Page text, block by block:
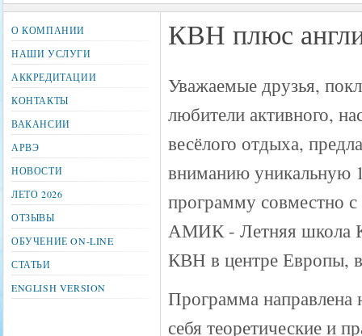
КВН плюс
Уважаемые друзья,
любители активного,
весёлого отдыха,
вниманию уникальную
программу совместно с
АМИК - Летняя школа
КВН в центре Европы,
Программа направлена
себя теоретические и
О КОМПАНИИ
НАШИ УСЛУГИ
АККРЕДИТАЦИИ
КОНТАКТЫ
ВАКАНСИИ
АРВЭ
НОВОСТИ
ЛЕТО 2026
ОТЗЫВЫ
ОБУЧЕНИЕ ON-LINE
СТАТЬИ
ENGLISH VERSION